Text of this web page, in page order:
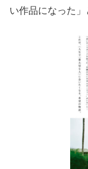
い作品になった」